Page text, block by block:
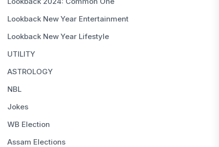
Lookback New Year Entertainment
Lookback New Year Lifestyle
UTILITY
ASTROLOGY
NBL
Jokes
WB Election
Assam Elections